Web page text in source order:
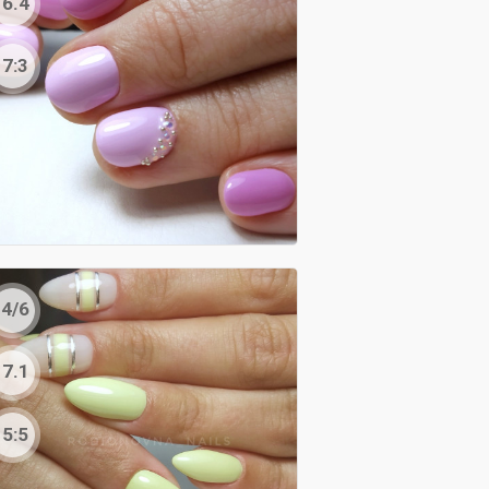
7:3
4/6
7.1
5:5